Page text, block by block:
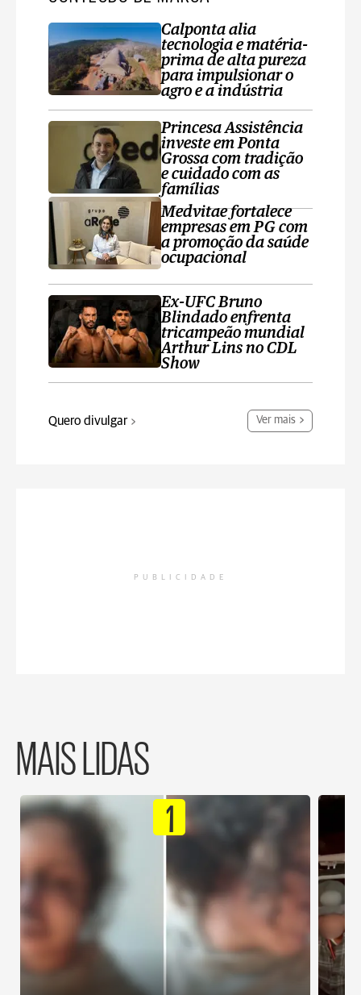
Calponta alia
tecnologia e matéria-
prima de alta pureza
para impulsionar o
agro e a indústria
Princesa Assistência
investe em Ponta
Grossa com tradição
e cuidado com as
famílias
Medvitae fortalece
empresas em PG com
a promoção da saúde
ocupacional
Ex-UFC Bruno
Blindado enfrenta
tricampeão mundial
Arthur Lins no CDL
Show
Quero divulgar Ver mais
PUBLICIDADE
MAIS LIDAS
1